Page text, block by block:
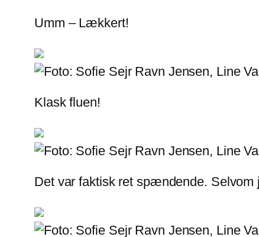
Umm – Lækkert!
Klask fluen!
Det var faktisk ret spændende. Selvom